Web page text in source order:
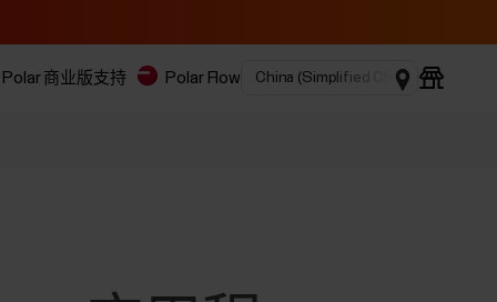
Polar 商业版支持 Polar Flow